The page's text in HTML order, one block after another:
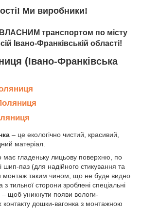
Ми виробники!
транспортом по місту
Івано-Франківській області!
(Івано-Франківська
– це екологічно чистий, красивий,
матеріал.
гладеньку лицьову поверхню, по
шип-паз (для надійного стикування та
монтаж таким чином, що не буде видно
тильної сторони зроблені спеціальні
– щоб уникнути появи вологи-
контакту дошки-вагонка з монтажною